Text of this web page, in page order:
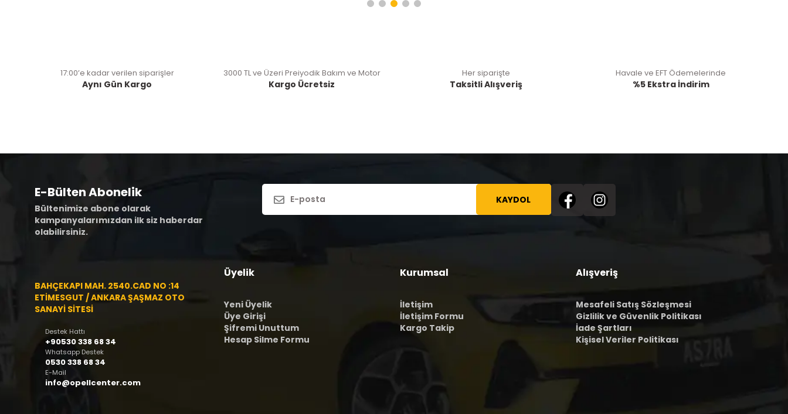
17:00’e kadar verilen siparişler
Aynı Gün Kargo
3000 TL ve Üzeri Preiyodik Bakım ve Motor
Kargo Ücretsiz
Her siparişte
Taksitli Alışveriş
Havale ve EFT Ödemelerinde
%5 Ekstra İndirim
E-Bülten Abonelik
Bültenimize abone olarak
kampanyalarımızdan ilk siz haberdar
olabilirsiniz.
KAYDOL
BAHÇEKAPI MAH. 2540.CAD NO :14
ETİMESGUT / ANKARA ŞAŞMAZ OTO
SANAYİ SİTESİ
Destek Hattı
+90530 338 68 34
Whatsapp Destek
0530 338 68 34
E-Mail
info@opellcenter.com
Üyelik
Yeni Üyelik
Üye Girişi
Şifremi Unuttum
Hesap Silme Formu
Kurumsal
İletişim
İletişim Formu
Kargo Takip
Alışveriş
Mesafeli Satış Sözleşmesi
Gizlilik ve Güvenlik Politikası
İade Şartları
Kişisel Veriler Politikası